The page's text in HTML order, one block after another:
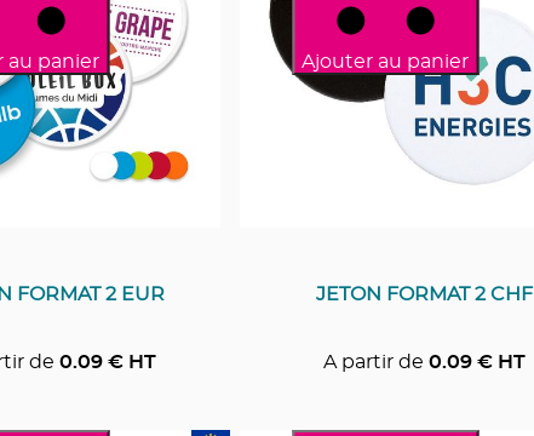
au panier
FORMAT 2 EUR
de 0.09 € HT
Ajouter au panier
JETON FORMAT 2 CHF
A partir de 0.09 € HT